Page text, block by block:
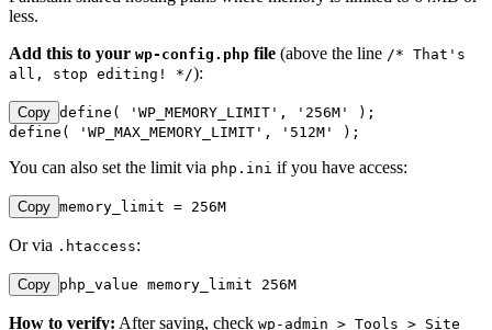
less.
Add this to your wp-config.php file (above the line /* That's
all, stop editing! */):
Copy define( 'WP_MEMORY_LIMIT', '256M' );
define( 'WP_MAX_MEMORY_LIMIT', '512M' );
You can also set the limit via php.ini if you have access:
Copy memory_limit = 256M
Or via .htaccess:
Copy php_value memory_limit 256M
How to verify: After saving, check wp-admin > Tools > Site